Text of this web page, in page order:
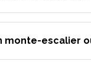
escalier